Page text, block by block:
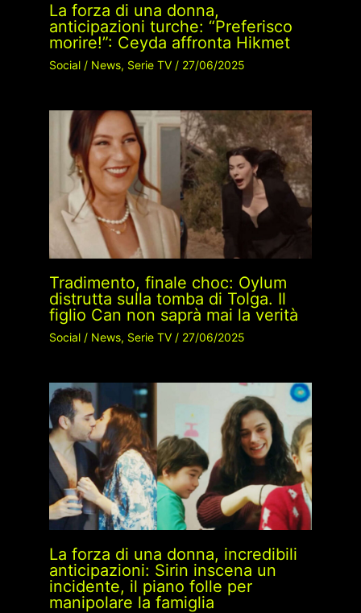
La forza di una donna,
anticipazioni turche: “Preferisco
morire!”: Ceyda affronta Hikmet
Social/ News, Serie TV/ 27/06/2025
Tradimento, finale choc: Oylum
distrutta sulla tomba di Tolga. Il
figlio Can non saprà mai la verità
Social/ News, Serie TV/ 27/06/2025
La forza di una donna, incredibili
anticipazioni: Sirin inscena un
incidente, il piano folle per
manipolare la famiglia